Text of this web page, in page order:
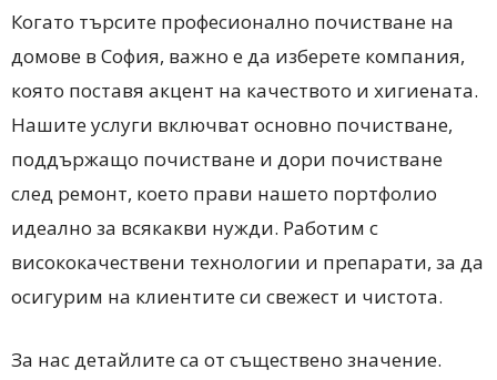
Когато търсите професионално почистване на
домове в София, важно е да изберете компания,
която поставя акцент на качеството и хигиената.
Нашите услуги включват основно почистване,
поддържащо почистване и дори почистване
след ремонт, което прави нашето портфолио
идеално за всякакви нужди. Работим с
висококачествени технологии и препарати, за да
осигурим на клиентите си свежест и чистота.
За нас детайлите са от съществено значение.